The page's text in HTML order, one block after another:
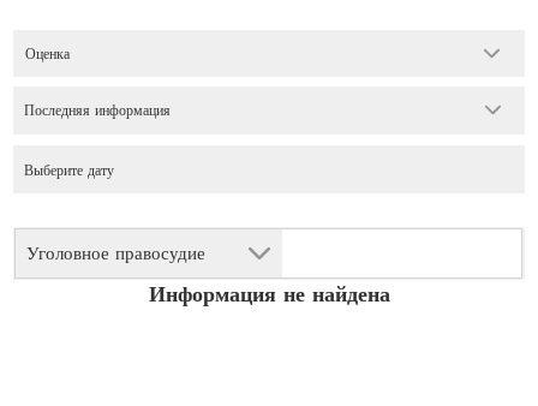
Оценка
Уголовное правосудие
Последняя информация
Информация не найдена